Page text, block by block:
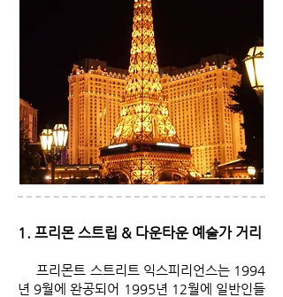
1. 프리몬 스트립 & 다운타운 예술가 거리
프리몬트 스트리트 익스피리언스는 1994
년 9월에 완공되어 1995년 12월에 일반인들